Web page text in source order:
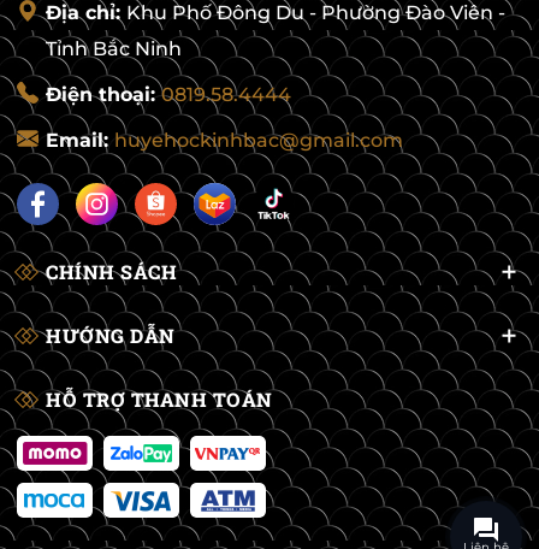
Địa chỉ: Khu Phố Đông Du - Phường Đào Viên -
Tỉnh Bắc Ninh
Điện thoại:0819.58.4444
Email: huyehockinhbac@gmail.com
CHÍNH SÁCH
HƯỚNG DẪN
HỖ TRỢ THANH TOÁN